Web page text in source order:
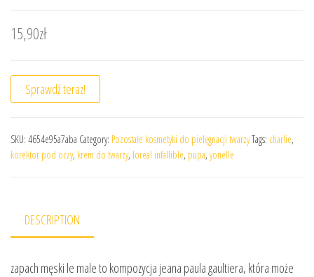
15,90zł
Sprawdź teraz!
SKU: 4654e95a7aba Category: Pozostałe kosmetyki do pielęgnacji twarzyTags: charlie,
korektor pod oczy, krem do twarzy, loreal infallible, pupa, yonelle
DESCRIPTION
zapach męski le male to kompozycja jeana paula gaultiera, która może